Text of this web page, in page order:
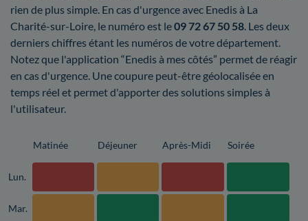
rien de plus simple. En cas d'urgence avec Enedis à La
Charité-sur-Loire, le numéro est le09 72 67 50 58 . Les deux
derniers chiffres étant les numéros de votre département.
Notez que l'application “Enedis à mes côtés” permet de réagir
en cas d'urgence. Une coupure peut-être géolocalisée en
temps réel et permet d'apporter des solutions simples à
l'utilisateur.
Matinée Déjeuner Après-Midi Soirée
Lun.
Mar.